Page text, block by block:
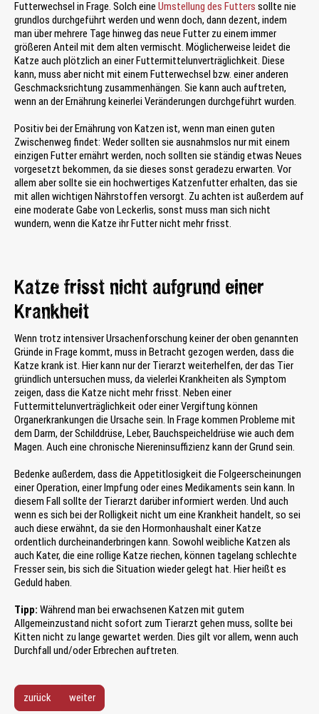
Futterwechsel in Frage. Solch eine Umstellung des Futters sollte nie
grundlos durchgeführt werden und wenn doch, dann dezent, indem
man über mehrere Tage hinweg das neue Futter zu einem immer
größeren Anteil mit dem alten vermischt. Möglicherweise leidet die
Katze auch plötzlich an einer Futtermittelunverträglichkeit. Diese
kann, muss aber nicht mit einem Futterwechsel bzw. einer anderen
Geschmacksrichtung zusammenhängen. Sie kann auch auftreten,
wenn an der Ernährung keinerlei Veränderungen durchgeführt wurden.
Positiv bei der Ernährung von Katzen ist, wenn man einen guten
Zwischenweg findet: Weder sollten sie ausnahmslos nur mit einem
einzigen Futter ernährt werden, noch sollten sie ständig etwas Neues
vorgesetzt bekommen, da sie dieses sonst geradezu erwarten. Vor
allem aber sollte sie ein hochwertiges Katzenfutter erhalten, das sie
mit allen wichtigen Nährstoffen versorgt. Zu achten ist außerdem auf
eine moderate Gabe von Leckerlis, sonst muss man sich nicht
wundern, wenn die Katze ihr Futter nicht mehr frisst.
Katze frisst nicht aufgrund einer
Krankheit
Wenn trotz intensiver Ursachenforschung keiner der oben genannten
Gründe in Frage kommt, muss in Betracht gezogen werden, dass die
Katze krank ist. Hier kann nur der Tierarzt weiterhelfen, der das Tier
gründlich untersuchen muss, da vielerlei Krankheiten als Symptom
zeigen, dass die Katze nicht mehr frisst. Neben einer
Futtermittelunverträglichkeit oder einer Vergiftung können
Organerkrankungen die Ursache sein. In Frage kommen Probleme mit
dem Darm, der Schilddrüse, Leber, Bauchspeicheldrüse wie auch dem
Magen. Auch eine chronische Niereninsuffizienz kann der Grund sein.
Bedenke außerdem, dass die Appetitlosigkeit die Folgeerscheinungen
einer Operation, einer Impfung oder eines Medikaments sein kann. In
diesem Fall sollte der Tierarzt darüber informiert werden. Und auch
wenn es sich bei der Rolligkeit nicht um eine Krankheit handelt, so sei
auch diese erwähnt, da sie den Hormonhaushalt einer Katze
ordentlich durcheinanderbringen kann. Sowohl weibliche Katzen als
auch Kater, die eine rollige Katze riechen, können tagelang schlechte
Fresser sein, bis sich die Situation wieder gelegt hat. Hier heißt es
Geduld haben.
Tipp: Während man bei erwachsenen Katzen mit gutem
Allgemeinzustand nicht sofort zum Tierarzt gehen muss, sollte bei
Kitten nicht zu lange gewartet werden. Dies gilt vor allem, wenn auch
Durchfall und/oder Erbrechen auftreten.
zurück weiter